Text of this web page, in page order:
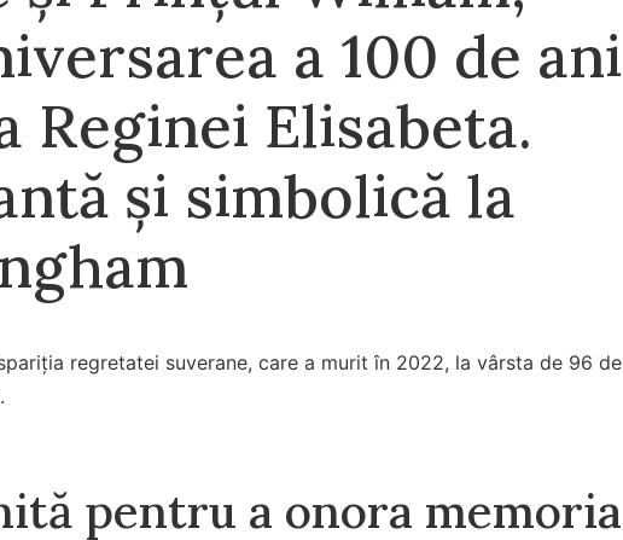
a 100 de ani
Reginei Elisabeta.
și simbolică la
regretatei suverane, care a murit în 2022, la vârsta de 96 de
pentru a onora memoria